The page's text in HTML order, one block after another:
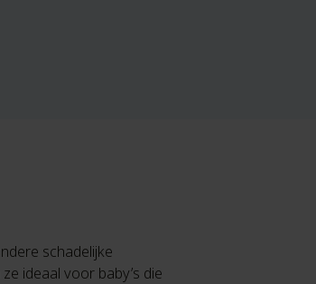
schadelijke
ideaal voor baby’s die